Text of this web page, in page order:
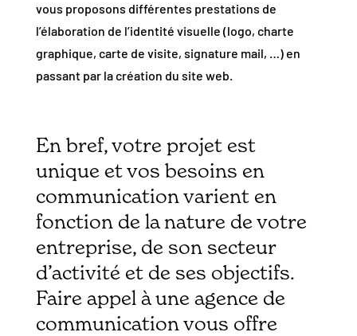
vous proposons différentes prestations de
l’élaboration de l’identité visuelle (logo, charte
graphique, carte de visite, signature mail, …) en
passant par la création du site web.
En bref, votre projet est
unique et vos besoins en
communication varient en
fonction de la nature de votre
entreprise, de son secteur
d’activité et de ses objectifs.
Faire appel à une agence de
communication vous offre